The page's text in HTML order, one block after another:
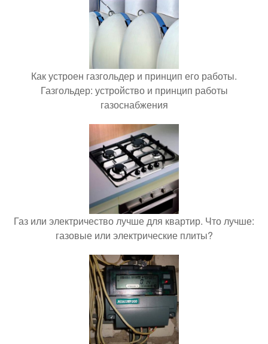
Как устроен газгольдер и принцип его работы.
Газгольдер: устройство и принцип работы
газоснабжения
Газ или электричество лучше для квартир. Что лучше:
газовые или электрические плиты?